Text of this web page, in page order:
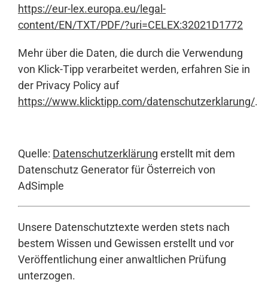
https://eur-lex.europa.eu/legal-
content/EN/TXT/PDF/?uri=CELEX:32021D1772
Mehr über die Daten, die durch die Verwendung
von Klick-Tipp verarbeitet werden, erfahren Sie in
der Privacy Policy auf
https://www.klicktipp.com/datenschutzerklarung/.
Quelle: Datenschutzerklärung erstellt mit dem
Datenschutz Generator für Österreich von
AdSimple
Unsere Datenschutztexte werden stets nach
bestem Wissen und Gewissen erstellt und vor
Veröffentlichung einer anwaltlichen Prüfung
unterzogen.